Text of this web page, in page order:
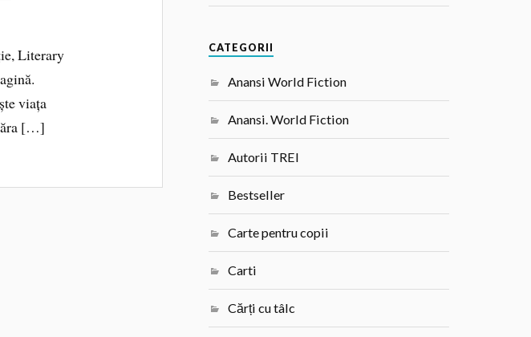
Literary
în pagină.
viața
[…]
CATEGORII
Anansi World Fiction
Anansi. World Fiction
Autorii TREI
Bestseller
Carte pentru copii
Carti
Cărți cu tâlc